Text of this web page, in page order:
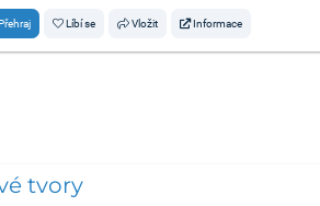
Líbí se Vložit Informace
tvory